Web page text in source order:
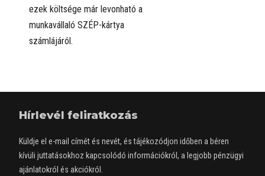
ezek költsége már levonható a
munkavállaló SZÉP-kártya
számlájáról.
Hírlevél feliratkozás
Küldje el e-mail címét és nevét, és tájékozódjon időben a béren
kívüli juttatásokhoz kapcsolódó információkról, a legjobb pénzügyi
ajánlatokról és akciókról.